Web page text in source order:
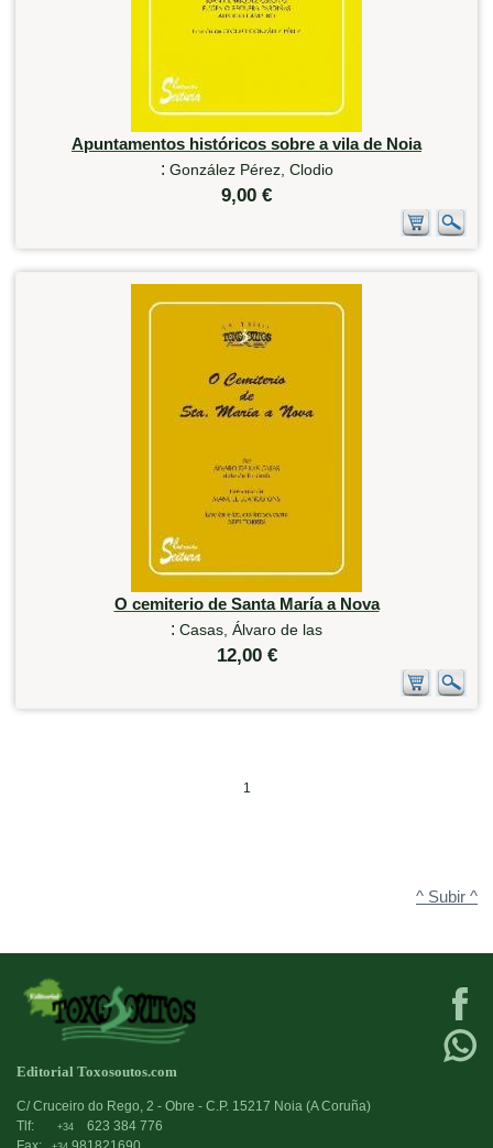
Apuntamentos históricos sobre a vila de Noia
: González Pérez, Clodio
9,00 €
O cemiterio de Santa María a Nova
: Casas, Álvaro de las
12,00 €
1
^ Subir ^
Editorial Toxosoutos.com
C/ Cruceiro do Rego, 2 - Obre - C.P. 15217 Noia (A Coruña)
Tlf:
+34
623 384 776